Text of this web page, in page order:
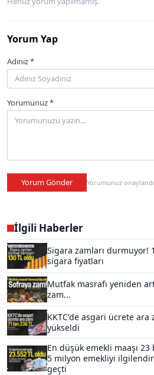
Yorum Yap
Adınız *
Yorumunuz *
Yorum Gönder Yorumunuz
İlgili Haberler
Sigara zamları durmuyor!
sigara fiyatları
Mutfak masrafı yeniden
zam...
KKTC'de asgari ücrete ara
yükseldi
En düşük emekli maaşı
5 milyon emekliyi
geçti